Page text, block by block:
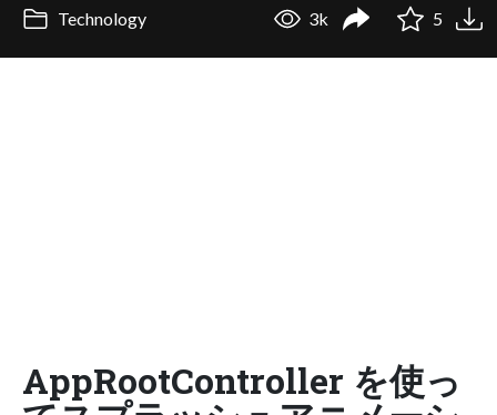
Technology 3k 5
AppRootController を使っ